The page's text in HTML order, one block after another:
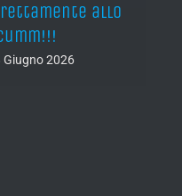
allo
Giugno 2026